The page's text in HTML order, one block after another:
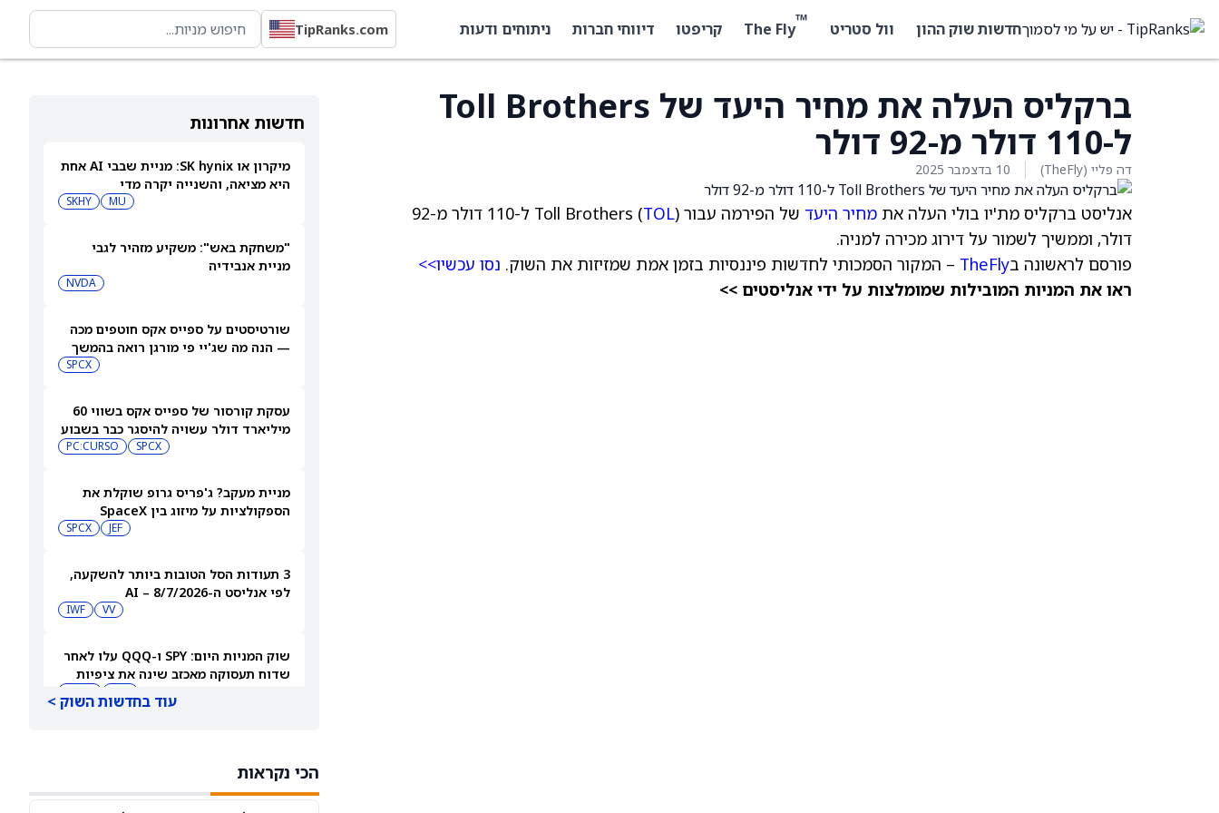
חדשות שוק ההון וול סטריט ™
The Fly קריפטו דיווחי חברות ניתוחים ודעות TipRanks.com
חדשות אחרונות
מיקרון או SK hynix: מניית שבבי AI אחת
היא מציאה, והשנייה יקרה מדי
MU
SKHY
"משחקת באש": משקיע מזהיר לגבי
מניית אנבידיה
NVDA
שורטיסטים על ספייס אקס חוטפים מכה
— הנה מה שג'יי פי מורגן רואה בהמשך
SPCX
עסקת קורסור של ספייס אקס בשווי 60
מיליארד דולר עשויה להיסגר כבר בשבוע
SPCX
PC:CURSO
מניית מעקב? ג'פריס גרופ שוקלת את
הספקולציות על מיזוג בין SpaceX
JEF
SPCX
3 תעודות הסל הטובות ביותר להשקעה,
לפי אנליסט ה-AI – 8/7/2026
VV
IWF
שוק המניות היום: SPY ו-QQQ עלו לאחר
שדוח תעסוקה מאכזב שינה את ציפיות
עוד בחדשות השוק >
הכי נקראות
ברקליס העלה את מחיר היעד של Toll Brothers
ל-110 דולר מ-92 דולר
דה פליי (TheFly) 10 בדצמבר 2025
אנליסט ברקליס מת'יו בולי העלה את מחיר היעד של הפירמה עבור Toll Brothers ( TOL
) ל-110 דולר מ-92
דולר, וממשיך לשמור על דירוג מכירה למניה.
פורסם לראשונה בTheFly – המקור הסמכותי לחדשות פיננסיות בזמן אמת שמזיזות את השוק. נסו עכשיו>>
ראו את המניות המובילות שמומלצות על ידי אנליסטים >>